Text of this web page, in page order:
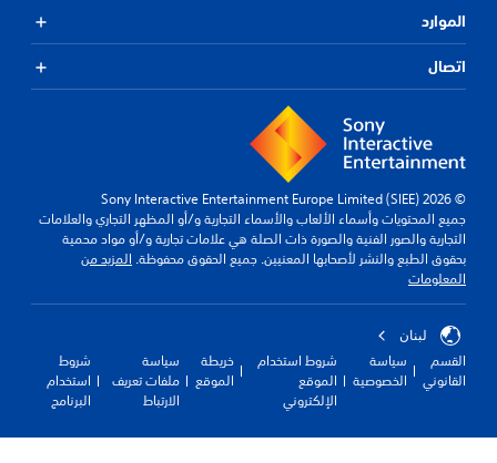
الموارد
اتصال
© 2026 Sony Interactive Entertainment Europe Limited (SIEE)
جميع المحتويات وأسماء الألعاب والأسماء التجارية و/أو المظهر التجاري والعلامات
التجارية والصور الفنية والصورة ذات الصلة هي علامات تجارية و/أو مواد محمية
بحقوق الطبع والنشر لأصحابها المعنيين. جميع الحقوق محفوظة. المزيد من
المعلومات
لبنان
القسم
القانوني
سياسة
الخصوصية
شروط استخدام
الموقع
الإلكتروني
خريطة
الموقع
سياسة
ملفات تعريف
الارتباط
شروط
استخدام
البرنامج